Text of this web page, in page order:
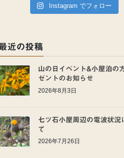
Instagram でフォロー
近の投稿
山の日イベント&小屋泊の
ゼントのお知らせ
2026年8月3日
七ツ石小屋周辺の電波状況
て
2026年7月26日